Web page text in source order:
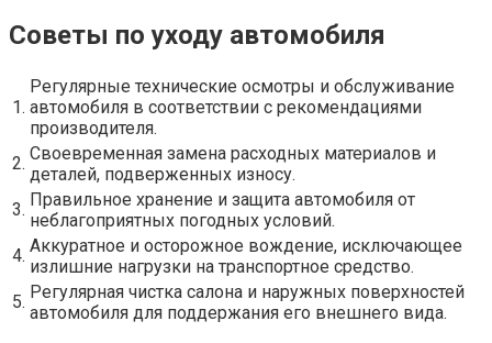
Советы по уходу автомобиля
1.
Регулярные технические осмотры и обслуживание
автомобиля в соответствии с рекомендациями
производителя.
2. Своевременная замена расходных материалов и
деталей, подверженных износу.
3. Правильное хранение и защита автомобиля от
неблагоприятных погодных условий.
4. Аккуратное и осторожное вождение, исключающее
излишние нагрузки на транспортное средство.
5. Регулярная чистка салона и наружных поверхностей
автомобиля для поддержания его внешнего вида.